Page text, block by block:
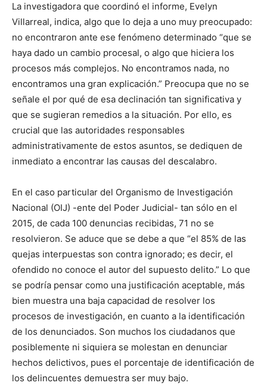
La investigadora que coordinó el informe, Evelyn
Villarreal, indica, algo que lo deja a uno muy preocupado:
no encontraron ante ese fenómeno determinado “que se
haya dado un cambio procesal, o algo que hiciera los
procesos más complejos. No encontramos nada, no
encontramos una gran explicación.” Preocupa que no se
señale el por qué de esa declinación tan significativa y
que se sugieran remedios a la situación. Por ello, es
crucial que las autoridades responsables
administrativamente de estos asuntos, se dediquen de
inmediato a encontrar las causas del descalabro.
En el caso particular del Organismo de Investigación
Nacional (OIJ) -ente del Poder Judicial- tan sólo en el
2015, de cada 100 denuncias recibidas, 71 no se
resolvieron. Se aduce que se debe a que “el 85% de las
quejas interpuestas son contra ignorado; es decir, el
ofendido no conoce el autor del supuesto delito.” Lo que
se podría pensar como una justificación aceptable, más
bien muestra una baja capacidad de resolver los
procesos de investigación, en cuanto a la identificación
de los denunciados. Son muchos los ciudadanos que
posiblemente ni siquiera se molestan en denunciar
hechos delictivos, pues el porcentaje de identificación de
los delincuentes demuestra ser muy bajo.